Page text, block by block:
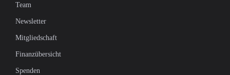
Team
Newsletter
Mitgliedschaft
Finanzübersicht
Spenden